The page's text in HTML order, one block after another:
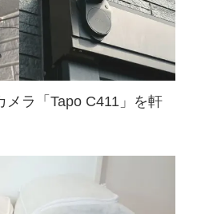
メラ「Tapo C411」を軒